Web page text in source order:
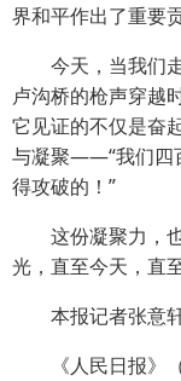
界和平作出了重要
今天，当我们走
卢沟桥的枪声穿越
它见证的不仅是奋
与凝聚——“我们四
得攻破的！”
这份凝聚力，也
光，直至今天，直
本报记者张意轩
《人民日报》（